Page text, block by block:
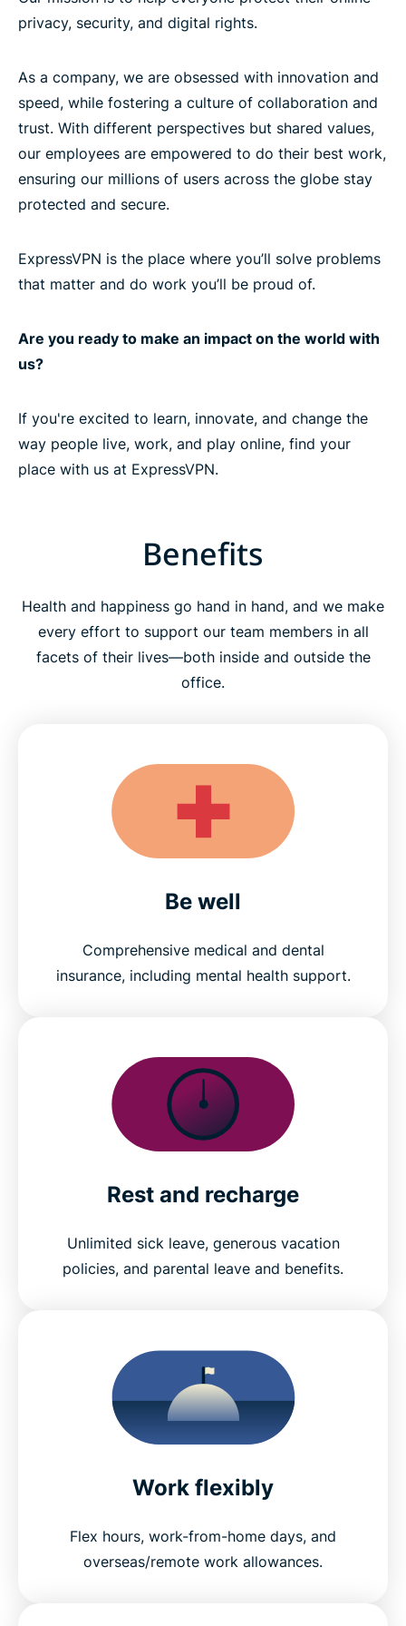
privacy, security, and digital rights.
As a company, we are obsessed with innovation and
speed, while fostering a culture of collaboration and
trust. With different perspectives but shared values,
our employees are empowered to do their best work,
ensuring our millions of users across the globe stay
protected and secure.
ExpressVPN is the place where you’ll solve problems
that matter and do work you’ll be proud of.
Are you ready to make an impact on the world with
us?
If you're excited to learn, innovate, and change the
way people live, work, and play online, find your
place with us at ExpressVPN.
Benefits
Health and happiness go hand in hand, and we make
every effort to support our team members in all
facets of their lives—both inside and outside the
office.
Be well
Comprehensive medical and dental
insurance, including mental health support.
Rest and recharge
Unlimited sick leave, generous vacation
policies, and parental leave and benefits.
Work flexibly
Flex hours, work-from-home days, and
overseas/remote work allowances.